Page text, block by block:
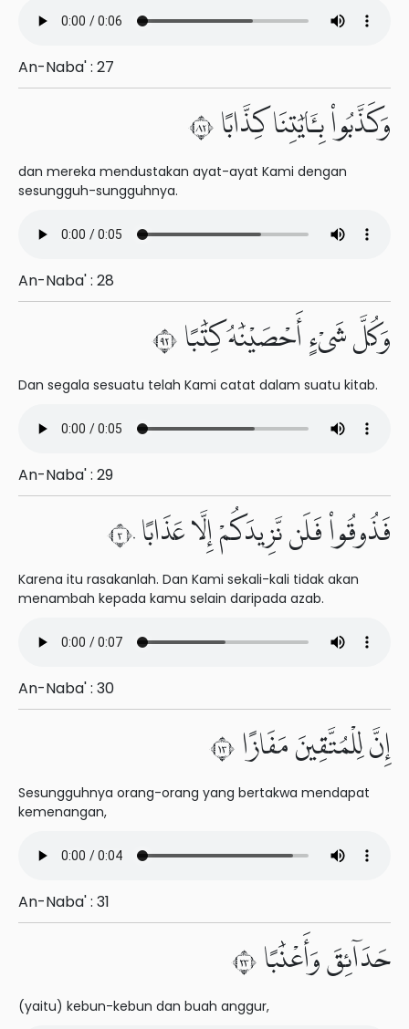
An-Naba' : 27
وَكَذَّبُوا۟ بِـَٔايَٰتِنَا كِذَّابًا ٢٨
dan mereka mendustakan ayat-ayat Kami dengan
sesungguh-sungguhnya.
An-Naba' : 28
وَكُلَّ شَىْءٍ أَحْصَيْنَٰهُ كِتَٰبًا ٢٩
Dan segala sesuatu telah Kami catat dalam suatu kitab.
An-Naba' : 29
فَذُوقُوا۟ فَلَن نَّزِيدَكُمْ إِلَّا عَذَابًا ٣٠
Karena itu rasakanlah. Dan Kami sekali-kali tidak akan
menambah kepada kamu selain daripada azab.
An-Naba' : 30
إِنَّ لِلْمُتَّقِينَ مَفَازًا ٣١
Sesungguhnya orang-orang yang bertakwa mendapat
kemenangan,
An-Naba' : 31
حَدَآئِقَ وَأَعْنَٰبًا ٣٢
(yaitu) kebun-kebun dan buah anggur,